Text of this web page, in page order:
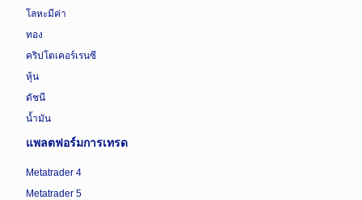
โลหะมีค่า
ทอง
คริปโตเคอร์เรนซี
หุ้น
ดัชนี
น้ำมัน
แพลตฟอร์มการเทรด
Metatrader 4
Metatrader 5